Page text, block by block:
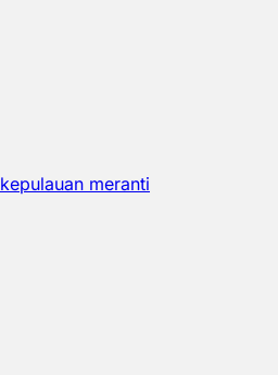
kepulauan meranti